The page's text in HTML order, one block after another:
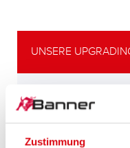
Zustimmung
UNSERE